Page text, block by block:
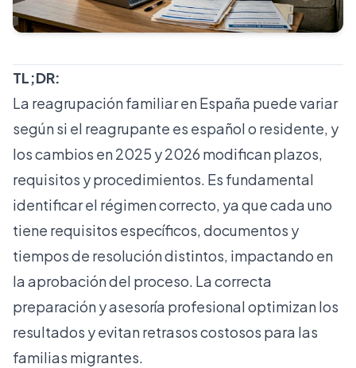
TL;DR:
La reagrupación familiar en España puede variar
según si el reagrupante es español o residente, y
los cambios en 2025 y 2026 modifican plazos,
requisitos y procedimientos. Es fundamental
identificar el régimen correcto, ya que cada uno
tiene requisitos específicos, documentos y
tiempos de resolución distintos, impactando en
la aprobación del proceso. La correcta
preparación y asesoría profesional optimizan los
resultados y evitan retrasos costosos para las
familias migrantes.